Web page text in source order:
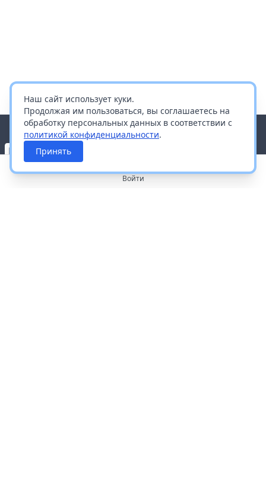
Наш сайт использует куки.
Продолжая им пользоваться, вы соглашаетесь на
обработку персональных данных в соответствии с
политикой конфиденциальности.
Принять
Войти